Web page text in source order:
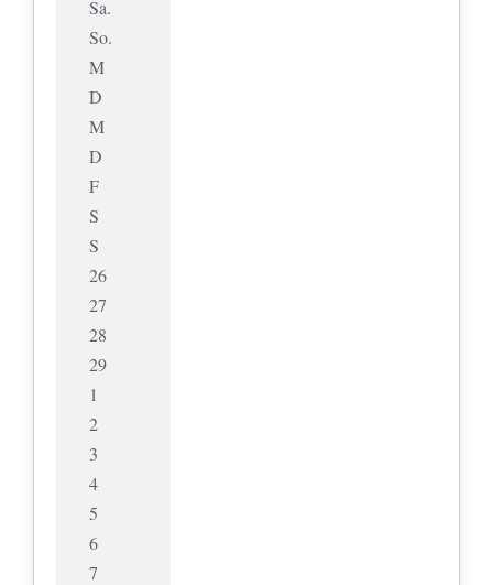
Sa.
So.
M
D
M
D
F
S
S
26
27
28
29
1
2
3
4
5
6
7